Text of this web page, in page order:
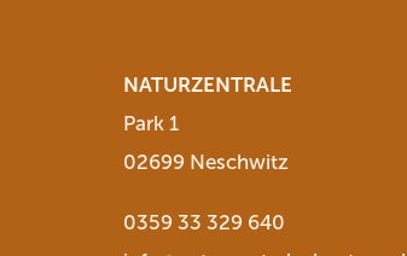
NATURZENTRALE
Park 1
02699 Neschwitz
0359 33 329 640